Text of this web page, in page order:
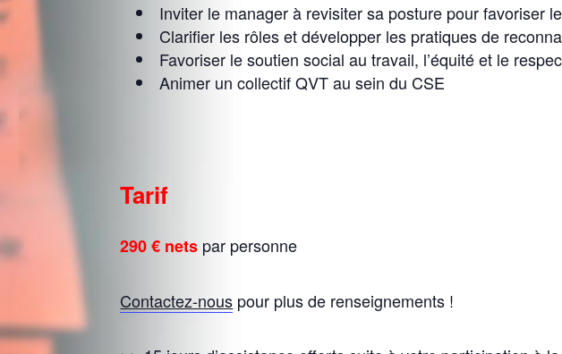
Inviter le manager à revisiter sa posture pour favoriser
Clarifier les rôles et développer les pratiques de
Favoriser le soutien social au travail, l’équité et le
Animer un collectif QVT au sein du CSE
Tarif
290 € nets par personne
Contactez-nous pour plus de renseignements !